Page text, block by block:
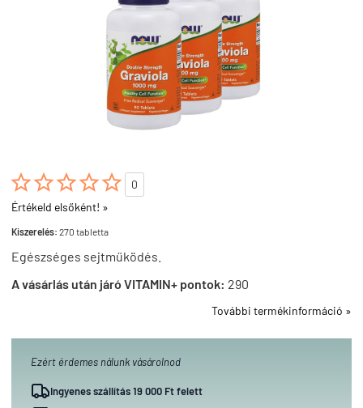

0
Értékeld elsőként! »
Kiszerelés: 270 tabletta
Egészséges sejtműködés.
A vásárlás után járó VITAMIN+ pontok: 290
További termékinformáció »
Ezért érdemes nálunk vásárolnod
Ingyenes szállítás 19 000 Ft felett